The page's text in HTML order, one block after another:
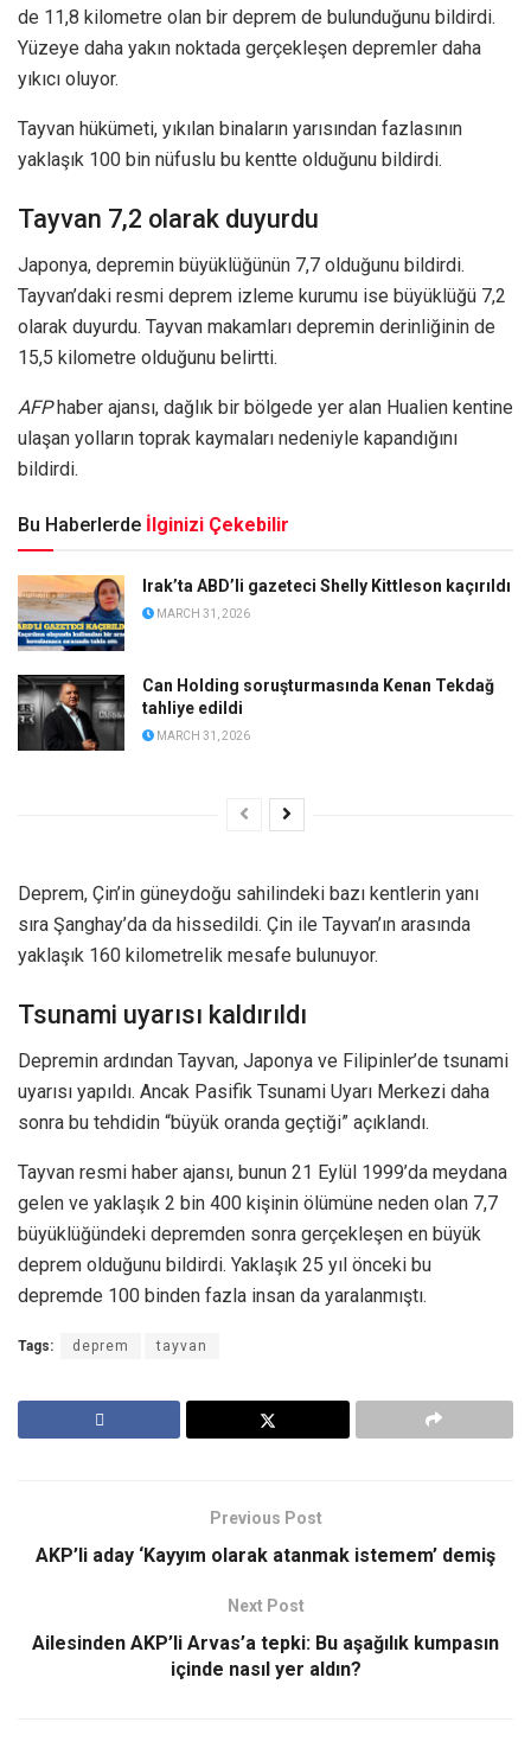
de 11,8 kilometre olan bir deprem de bulunduğunu bildirdi.
Yüzeye daha yakın noktada gerçekleşen depremler daha
yıkıcı oluyor.
Tayvan hükümeti, yıkılan binaların yarısından fazlasının
yaklaşık 100 bin nüfuslu bu kentte olduğunu bildirdi.
Tayvan 7,2 olarak duyurdu
Japonya, depremin büyüklüğünün 7,7 olduğunu bildirdi.
Tayvan’daki resmi deprem izleme kurumu ise büyüklüğü 7,2
olarak duyurdu. Tayvan makamları depremin derinliğinin de
15,5 kilometre olduğunu belirtti.
AFPhaber ajansı, dağlık bir bölgede yer alan Hualien kentine
ulaşan yolların toprak kaymaları nedeniyle kapandığını
bildirdi.
Bu Haberlerde İlginizi Çekebilir
Irak’ta ABD’li gazeteci Shelly Kittleson kaçırıldı
MARCH 31, 2026
Can Holding soruşturmasında Kenan Tekdağ
tahliye edildi
MARCH 31, 2026
Deprem, Çin’in güneydoğu sahilindeki bazı kentlerin yanı
sıra Şanghay’da da hissedildi. Çin ile Tayvan’ın arasında
yaklaşık 160 kilometrelik mesafe bulunuyor.
Tsunami uyarısı kaldırıldı
Depremin ardından Tayvan, Japonya ve Filipinler’de tsunami
uyarısı yapıldı. Ancak Pasifik Tsunami Uyarı Merkezi daha
sonra bu tehdidin “büyük oranda geçtiği” açıklandı.
Tayvan resmi haber ajansı, bunun 21 Eylül 1999’da meydana
gelen ve yaklaşık 2 bin 400 kişinin ölümüne neden olan 7,7
büyüklüğündeki depremden sonra gerçekleşen en büyük
deprem olduğunu bildirdi. Yaklaşık 25 yıl önceki bu
depremde 100 binden fazla insan da yaralanmıştı.
Tags: deprem tayvan
Previous Post
AKP’li aday ‘Kayyım olarak atanmak istemem’ demiş
Next Post
Ailesinden AKP’li Arvas’a tepki: Bu aşağılık kumpasın
içinde nasıl yer aldın?